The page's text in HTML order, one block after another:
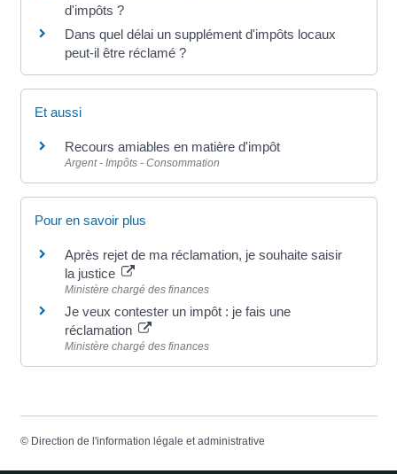
d'impôts ?
Dans quel délai un supplément d'impôts locaux
peut-il être réclamé ?
Et aussi
Recours amiables en matière d'impôt
Argent - Impôts - Consommation
Pour en savoir plus
Après rejet de ma réclamation, je souhaite saisir
la justice
Ministère chargé des finances
Je veux contester un impôt : je fais une
réclamation
Ministère chargé des finances
© Direction de l'information légale et administrative